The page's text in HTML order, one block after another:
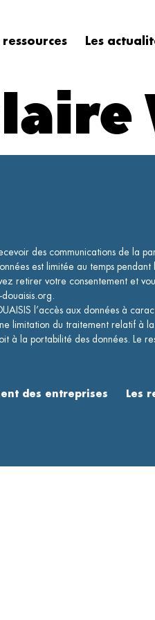
ressources Les
des communications de la
est limitée au temps pendant
retirer votre consentement et
l’accès aux données à
limitation du traitement relatif à la
à la portabilité des données. Le
des entreprises Les